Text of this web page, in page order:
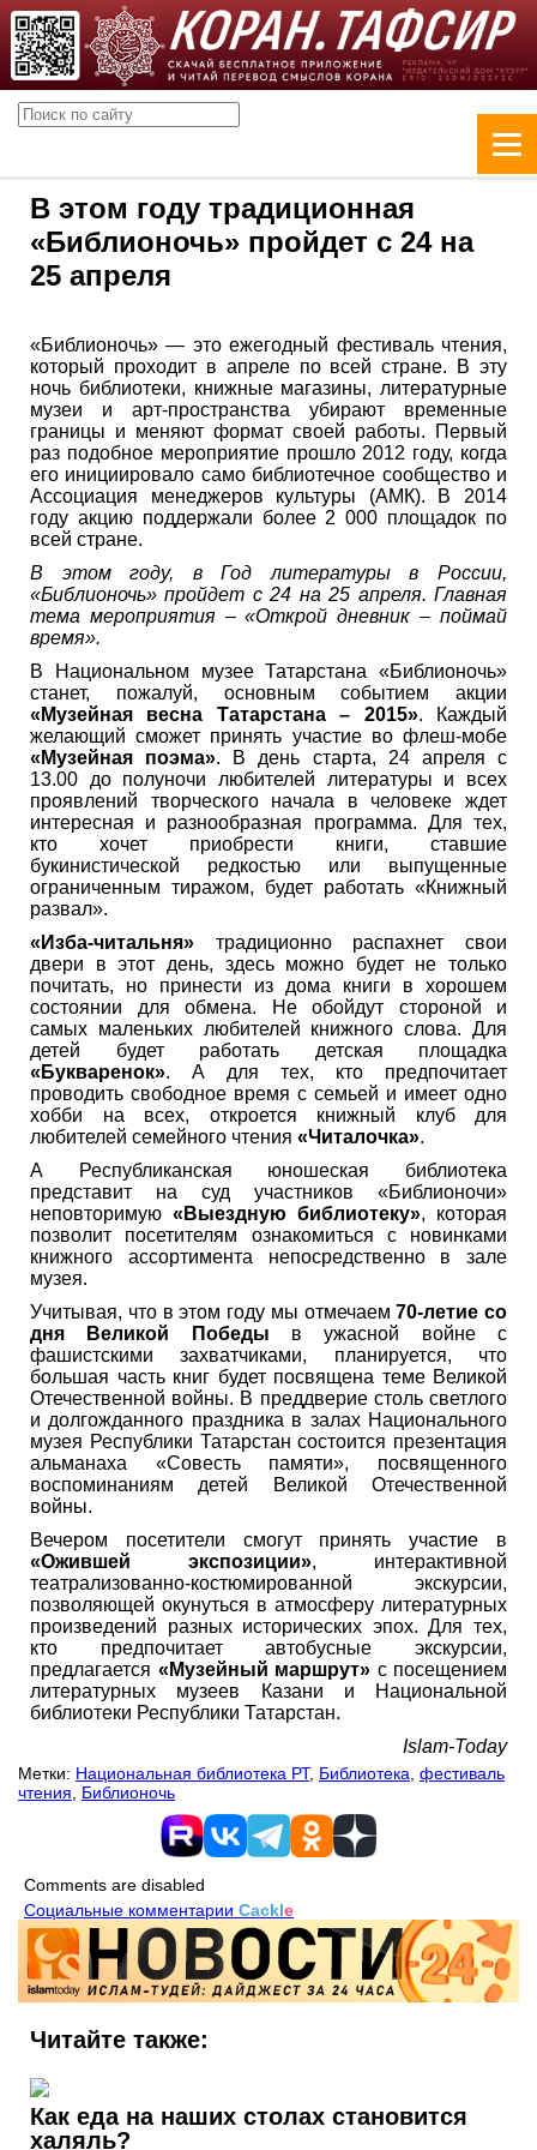
В этом году традиционная
«Библионочь» пройдет с 24 на
25 апреля
«Библионочь» — это ежегодный фестиваль чтения,
который проходит в апреле по всей стране. В эту
ночь библиотеки, книжные магазины, литературные
музеи и арт-пространства убирают временные
границы и меняют формат своей работы. Первый
раз подобное мероприятие прошло 2012 году, когда
его инициировало само библиотечное сообщество и
Ассоциация менеджеров культуры (АМК). В 2014
году акцию поддержали более 2 000 площадок по
всей стране.
В этом году, в Год литературы в России,
«Библионочь» пройдет с 24 на 25 апреля. Главная
тема мероприятия – «Открой дневник – поймай
время».
В Национальном музее Татарстана «Библионочь»
станет, пожалуй, основным событием акции
«Музейная весна Татарстана – 2015». Каждый
желающий сможет принять участие во флеш-мобе
«Музейная поэма». В день старта, 24 апреля с
13.00 до полуночи любителей литературы и всех
проявлений творческого начала в человеке ждет
интересная и разнообразная программа. Для тех,
кто хочет приобрести книги, ставшие
букинистической редкостью или выпущенные
ограниченным тиражом, будет работать «Книжный
развал».
«Изба-читальня» традиционно распахнет свои
двери в этот день, здесь можно будет не только
почитать, но принести из дома книги в хорошем
состоянии для обмена. Не обойдут стороной и
самых маленьких любителей книжного слова. Для
детей будет работать детская площадка
«Букваренок». А для тех, кто предпочитает
проводить свободное время с семьей и имеет одно
хобби на всех, откроется книжный клуб для
любителей семейного чтения «Читалочка».
А Республиканская юношеская библиотека
представит на суд участников «Библионочи»
неповторимую «Выездную библиотеку», которая
позволит посетителям ознакомиться с новинками
книжного ассортимента непосредственно в зале
музея.
Учитывая, что в этом году мы отмечаем70-летие со
дня Великой Победы в ужасной войне с
фашистскими захватчиками, планируется, что
большая часть книг будет посвящена теме Великой
Отечественной войны. В преддверие столь светлого
и долгожданного праздника в залах Национального
музея Республики Татарстан состоится презентация
альманаха «Совесть памяти», посвященного
воспоминаниям детей Великой Отечественной
войны.
Вечером посетители смогут принять участие в
«Ожившей экспозиции», интерактивной
театрализованно-костюмированной экскурсии,
позволяющей окунуться в атмосферу литературных
произведений разных исторических эпох. Для тех,
кто предпочитает автобусные экскурсии,
предлагается «Музейный маршрут» с посещением
литературных музеев Казани и Национальной
библиотеки Республики Татарстан.
Islam-Today
Метки: Национальная библиотека РТ, Библиотека фестиваль
чтения
Библионочь
Comments are disabled
Социальные комментарии Cackle
Читайте также:
Как еда на наших столах становится
халяль?